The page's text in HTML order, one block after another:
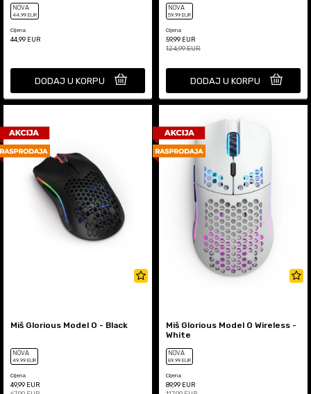
NOVA
44,99 EUR
Cijena
44,99 EUR
DODAJ U KORPU
NOVA
59,99 EUR
Cijena
59,99 EUR
124,99EUR
DODAJ U KORPU
Miš Glorious Model O - Black
NOVA
49,99 EUR
Cijena
49,99 EUR
Miš Glorious Model O Wireless -
White
NOVA
89,99 EUR
Cijena
89,99 EUR